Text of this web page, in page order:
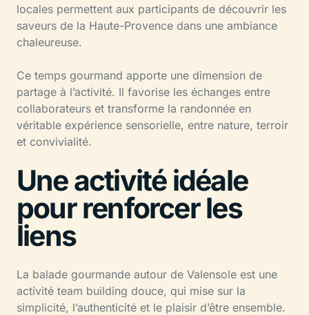
locales permettent aux participants de découvrir les
saveurs de la Haute-Provence dans une ambiance
chaleureuse.
Ce temps gourmand apporte une dimension de
partage à l’activité. Il favorise les échanges entre
collaborateurs et transforme la randonnée en
véritable expérience sensorielle, entre nature, terroir
et convivialité.
Une activité idéale
pour renforcer les
liens
La balade gourmande autour de Valensole est une
activité team building douce, qui mise sur la
simplicité, l’authenticité et le plaisir d’être ensemble.